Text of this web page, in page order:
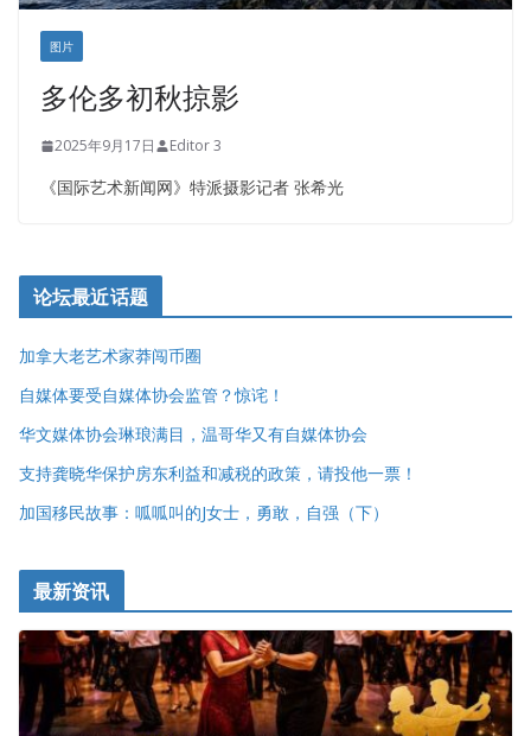
图片
多伦多初秋掠影
2025年9月17日 Editor 3
《国际艺术新闻网》特派摄影记者 张希光
论坛最近话题
加拿大老艺术家莽闯币圈
自媒体要受自媒体协会监管？惊诧！
华文媒体协会琳琅满目，温哥华又有自媒体协会
支持龚晓华保护房东利益和减税的政策，请投他一票！
加国移民故事：呱呱叫的J女士，勇敢，自强（下）
最新资讯